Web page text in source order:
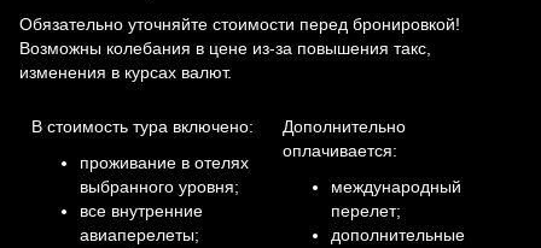
Обязательно уточняйте стоимости перед бронировкой!
Возможны колебания в цене из-за повышения такс,
изменения в курсах валют.
В стоимость тура включено:
проживание в отелях
выбранного уровня;
все внутренние
авиаперелеты;
Дополнительно
оплачивается:
международный
перелет;
дополнительные